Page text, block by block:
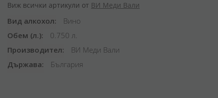
Виж всички артикули от ВИ Меди Вали
Вид алкохол
Вино
Обем (л.)
0.750 л.
Производител
ВИ Меди Вали
Държава
България